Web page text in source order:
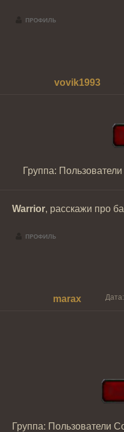
vovik1993
Группа: Пользователи
Warrior, расскажи про
marax
Группа: Пользователи